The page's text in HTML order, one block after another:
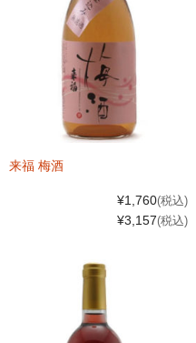
来福 梅酒
¥1,760(税込)
¥3,157(税込)